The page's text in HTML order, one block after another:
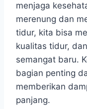
menjaga
merenung dan
tidur, kita bisa
kualitas tidur,
semangat baru.
bagian penting
memberikan
panjang.